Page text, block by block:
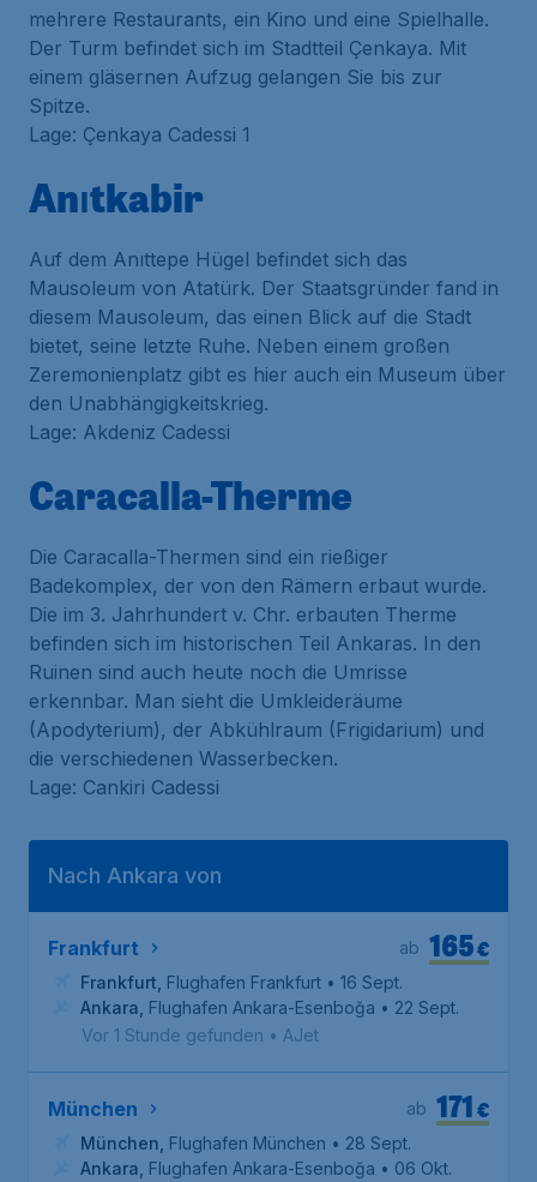
mehrere Restaurants, ein Kino und eine Spielhalle.
Der Turm befindet sich im Stadtteil Çenkaya. Mit
einem gläsernen Aufzug gelangen Sie bis zur
Spitze.
Lage: Çenkaya Cadessi 1
Anıtkabir
Auf dem Anıttepe Hügel befindet sich das
Mausoleum von Atatürk. Der Staatsgründer fand in
diesem Mausoleum, das einen Blick auf die Stadt
bietet, seine letzte Ruhe. Neben einem großen
Zeremonienplatz gibt es hier auch ein Museum über
den Unabhängigkeitskrieg.
Lage: Akdeniz Cadessi
Caracalla-Therme
Die Caracalla-Thermen sind ein rießiger
Badekomplex, der von den Rämern erbaut wurde.
Die im 3. Jahrhundert v. Chr. erbauten Therme
befinden sich im historischen Teil Ankaras. In den
Ruinen sind auch heute noch die Umrisse
erkennbar. Man sieht die Umkleideräume
(Apodyterium), der Abkühlraum (Frigidarium) und
die verschiedenen Wasserbecken.
Lage: Cankiri Cadessi
Nach Ankara von
Frankfurt €
165
ab
Frankfurt Flughafen Frankfurt • 16 Sept.
Ankara Flughafen Ankara-Esenboğa • 22 Sept.
Vor 1 Stunde gefunden • AJet
München €
171
ab
München Flughafen München • 28 Sept.
Ankara Flughafen Ankara-Esenboğa • 06 Okt.